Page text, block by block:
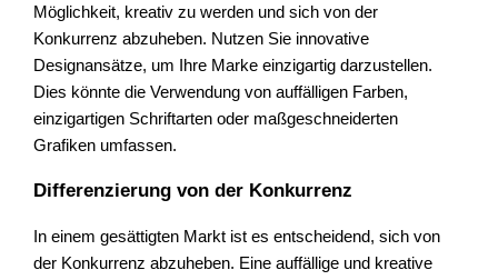
Möglichkeit, kreativ zu werden und sich von der
Konkurrenz abzuheben. Nutzen Sie innovative
Designansätze, um Ihre Marke einzigartig darzustellen.
Dies könnte die Verwendung von auffälligen Farben,
einzigartigen Schriftarten oder maßgeschneiderten
Grafiken umfassen.
Differenzierung von der Konkurrenz
In einem gesättigten Markt ist es entscheidend, sich von
der Konkurrenz abzuheben. Eine auffällige und kreative